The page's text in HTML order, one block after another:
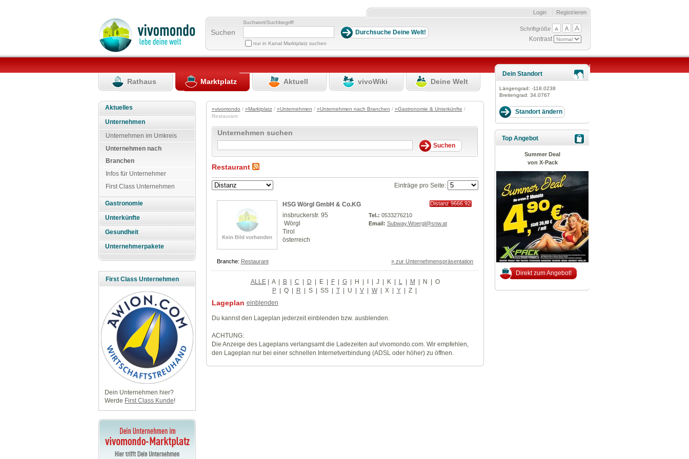
Registrieren
Login
Suchen
Suchwort/Suchbegriff
nur in Kanal Marktplatz suchen
Schriftgröße
Kontrast
Rathaus Marktplatz Aktuell vivoWiki Deine Welt
Aktuelles
Unternehmen
Unternehmen im Umkreis
Unternehmen nach
Branchen
Infos für Unternehmer
First Class Unternehmen
Gastronomie
Unterkünfte
Gesundheit
Unternehmerpakete
First Class Unternehmen
Dein Unternehmen hier?
Werde First Class Kunde!
»vivomondo / »Marktplatz/ »Unternehmen / »Unternehmen nach Branchen / »Gastronomie & Unterkünfte /
Restaurant
Unternehmen suchen
Restaurant
Einträge pro Seite:
HSG Wörgl GmbH & Co.KG
Distanz 9666.92
insbruckerstr. 95
Wörgl
Tirol
österreich
Tel.: 0533276210
Email: Subway.Woergl@snw.at
Branche: Restaurant » zur Unternehmenspräsentation
ALLE| A | B | C | D | E | F | G | H | I | J | K | L | M | N | O
P | Q | R | S | SS | T | U | V | W | X | Y | Z |
Lageplan einblenden
Du kannst den Lageplan jederzeit einblenden bzw. ausblenden.
ACHTUNG:
Die Anzeige des Lageplans verlangsamt die Ladezeiten auf vivomondo.com. Wir empfehlen,
den Lageplan nur bei einer schnellen Internetverbindung (ADSL oder höher) zu öffnen.
Dein Standort
Längengrad: -118.0238
Breitengrad: 34.0767
Top Angebot
Summer Deal
von X-Pack
Direkt zum Angebot!